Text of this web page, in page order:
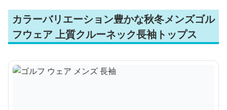
カラーバリエーション豊かな秋冬メンズゴル
フウェア 上質クルーネック長袖トップス